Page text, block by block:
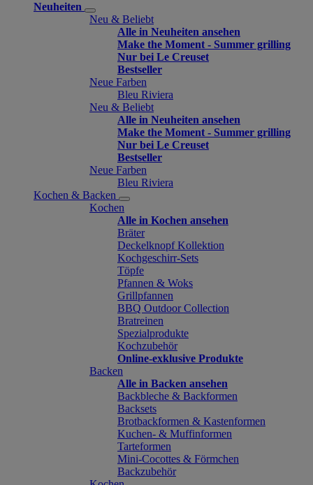
Neuheiten
Neu & Beliebt
Alle in Neuheiten ansehen
Make the Moment - Summer grilling
Nur bei Le Creuset
Bestseller
Neue Farben
Bleu Riviera
Neu & Beliebt
Alle in Neuheiten ansehen
Make the Moment - Summer grilling
Nur bei Le Creuset
Bestseller
Neue Farben
Bleu Riviera
Kochen & Backen
Kochen
Alle in Kochen ansehen
Bräter
Deckelknopf Kollektion
Kochgeschirr-Sets
Töpfe
Pfannen & Woks
Grillpfannen
BBQ Outdoor Collection
Bratreinen
Spezialprodukte
Kochzubehör
Online-exklusive Produkte
Backen
Alle in Backen ansehen
Backbleche & Backformen
Backsets
Brotbackformen & Kastenformen
Kuchen- & Muffinformen
Tarteformen
Mini-Cocottes & Förmchen
Backzubehör